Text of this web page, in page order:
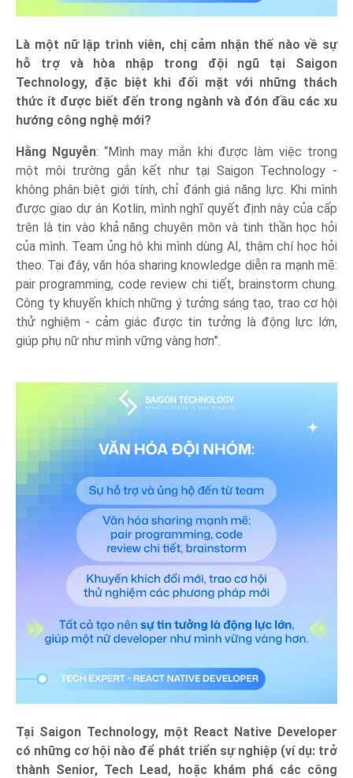
Là một nữ lập trình viên, chị cảm nhận thế nào về sự
hỗ trợ và hòa nhập trong đội ngũ tại Saigon
Technology, đặc biệt khi đối mặt với những thách
thức ít được biết đến trong ngành và đón đầu các xu
hướng công nghệ mới?
Hằng Nguyễn: “Mình may mắn khi được làm việc trong
một môi trường gắn kết như tại Saigon Technology -
không phân biệt giới tính, chỉ đánh giá năng lực. Khi mình
được giao dự án Kotlin, mình nghĩ quyết định này của cấp
trên là tin vào khả năng chuyên môn và tinh thần học hỏi
của mình. Team ủng hộ khi mình dùng AI, thậm chí học hỏi
theo. Tại đây, văn hóa sharing knowledge diễn ra mạnh mẽ:
pair programming, code review chi tiết, brainstorm chung.
Công ty khuyến khích những ý tưởng sáng tạo, trao cơ hội
thử nghiệm - cảm giác được tin tưởng là động lực lớn,
giúp phụ nữ như mình vững vàng hơn”.
Tại Saigon Technology, một React Native Developer
có những cơ hội nào để phát triển sự nghiệp (ví dụ: trở
thành Senior, Tech Lead, hoặc khám phá các công